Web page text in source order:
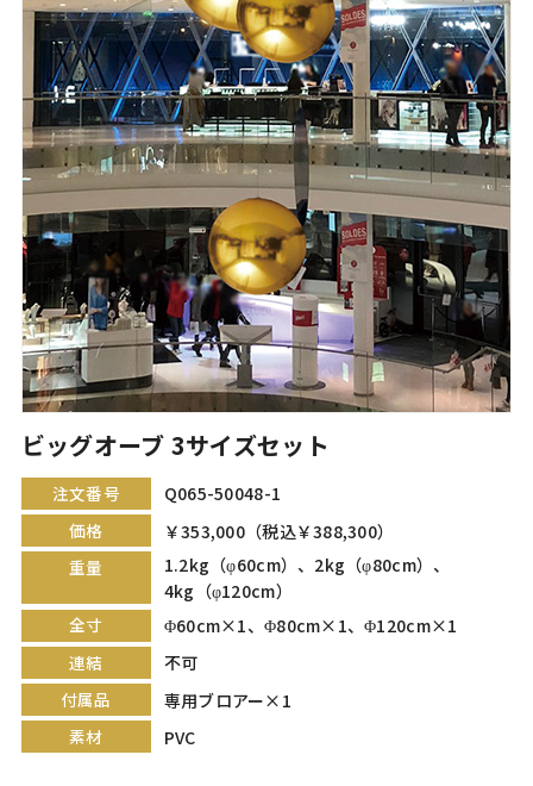
ビッグオーブ 3サイズセット
注文番号
Q065-50048-1
価格
￥353,000（税込￥388,300）
重量
1.2kg（φ60cm）、2kg（φ80cm）、
4kg（φ120cm）
全寸
Φ60cm×1、Φ80cm×1、Φ120cm×1
連結
不可
付属品
専用ブロアー×1
素材
PVC